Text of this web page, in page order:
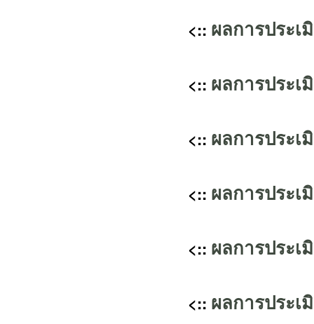
<:: ผลการประ
<:: ผลการประ
<:: ผลการประ
<:: ผลการประ
<:: ผลการประ
<:: ผลการประ